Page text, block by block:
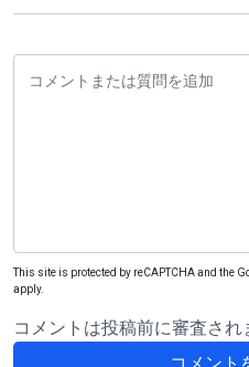
This site is protected by reCAPTCHA and the
apply.
コメントは投稿前に審査され
コメント